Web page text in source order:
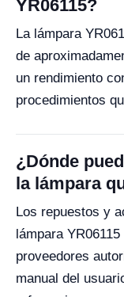
YR06115?
La lámpara
de
un rendimiento
procedimientos
¿Dónde
la lámpara
Los repuestos y
lámpara
proveedores
manual del